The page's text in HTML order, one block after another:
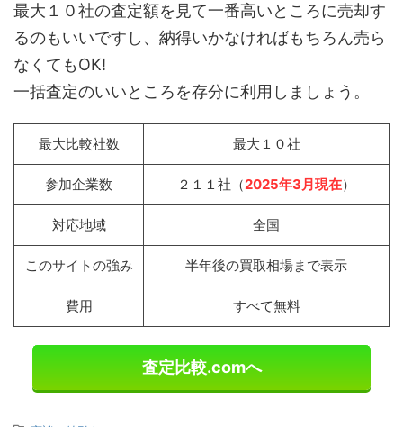
最大１０社の査定額を見て一番高いところに売却す
るのもいいですし、納得いかなければもちろん売ら
なくてもOK!
一括査定のいいところを存分に利用しましょう。
最大比較社数 最大１０社
参加企業数 ２１１社（2025年3月現在）
対応地域 全国
このサイトの強み 半年後の買取相場まで表示
費用 すべて無料
査定比較.comへ